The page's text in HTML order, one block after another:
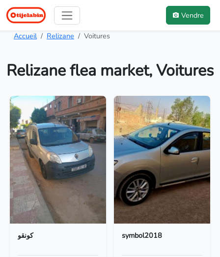
Vendre
Accueil Relizane Voitures
Relizane flea market, Voitures
كونقو symbol2018